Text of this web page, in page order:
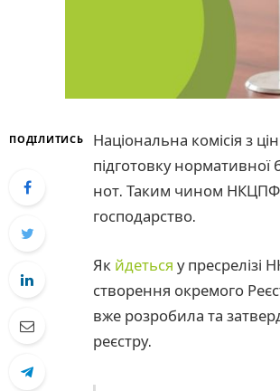
ПОДІЛИТИСЬ
Національна комісія з
підготовку нормативної
нот. Таким чином НКЦПФР
господарство.
Як йдеться у пресрелізі
створення окремого
вже розробила та
реєстру.